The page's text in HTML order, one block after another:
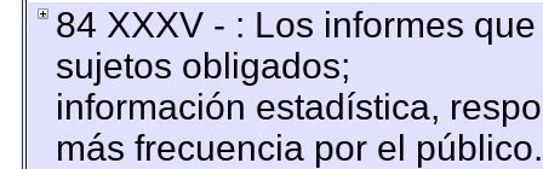
84 XXXV - : Los informes
sujetos obligados;
información estadística,
más frecuencia por el público.